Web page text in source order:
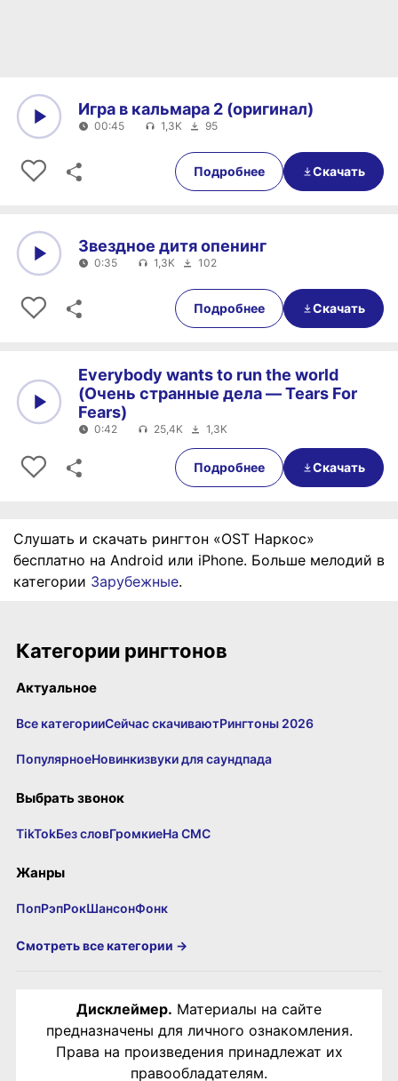
00:45
Игра в кальмара 2 (оригинал)
00:45 1,3K 95
Подробнее Скачать
0:35
Звездное дитя опенинг
0:35 1,3K 102
Подробнее Скачать
0:42
Everybody wants to run the world
(Очень странные дела — Tears For
Fears)
0:42 25,4K 1,3K
Подробнее Скачать
Слушать и скачать рингтон «OST Наркос»
бесплатно на Android или iPhone. Больше мелодий в
категории Зарубежные.
Категории рингтонов
Актуальное
Все категорииСейчас скачиваютРингтоны 2026
ПопулярноеНовинкизвуки для саундпада
Выбрать звонок
TikTokБез словГромкиеНа СМС
Жанры
ПопРэпРокШансонФонк
Смотреть все категории →
Дисклеймер. Материалы на сайте
предназначены для личного ознакомления.
Права на произведения принадлежат их
правообладателям.